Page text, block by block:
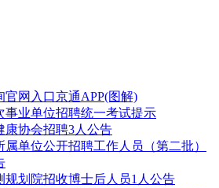
官网入口京通APP(图解)
事业单位招聘统一考试提示
康协会招聘3人公告
属单位公开招聘工作人员（第二批）
规划院招收博士后人员1人公告